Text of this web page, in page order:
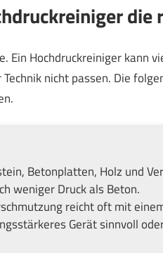
die
Hochdruckreiniger kann
nicht passen. Die
Betonplatten, Holz und
weniger Druck als Beton.
reicht oft mit
Gerät sinnvoll